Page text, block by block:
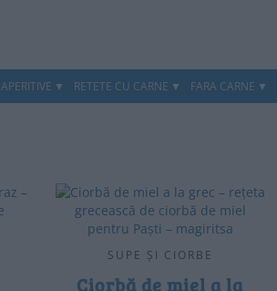
APERITIVE RETETE CU CARNE FARA CARNE
SUPE ȘI CIORBE
Ciorbă de miel a la